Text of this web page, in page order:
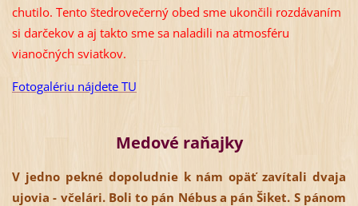
chutilo. Tento štedrovečerný obed sme ukončili rozdávaním
si darčekov a aj takto sme sa naladili na atmosféru
vianočných sviatkov.
Fotogalériu nájdete TU
Medové raňajky
V jedno pekné dopoludnie k nám opäť zavítali dvaja
ujovia - včelári. Boli to pán Nébus a pán Šiket. S pánom